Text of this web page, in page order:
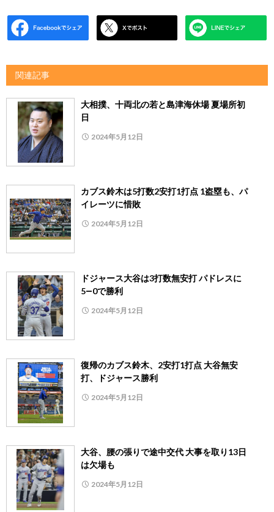
関連記事
大相撲、十両北の若と島津海休場 夏場所初
日
2024年5月12日
カブス鈴木は5打数2安打1打点 1盗塁も、パ
イレーツに惜敗
2024年5月12日
ドジャース大谷は3打数無安打 パドレスに
5―0で勝利
2024年5月12日
復帰のカブス鈴木、2安打1打点 大谷無安
打、ドジャース勝利
2024年5月12日
大谷、腰の張りで途中交代 大事を取り13日
は欠場も
2024年5月12日